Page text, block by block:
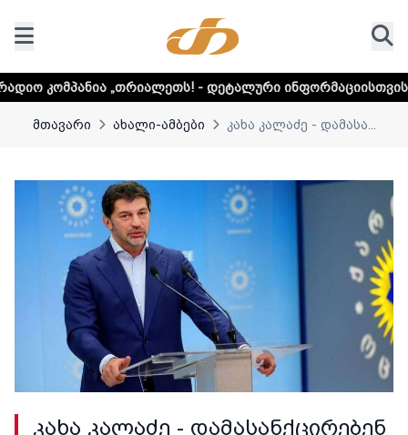
- დეტალური ინფორმაციისთვის დააკლიკეთ
მთავარი ახალი-ამბები კახა კალაძე - დამასა...
კახა კალაძე - დამასანქცირებენ